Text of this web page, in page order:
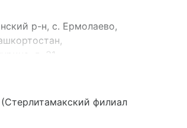
р-н, с. Ермолаево,
д. 31
филиал